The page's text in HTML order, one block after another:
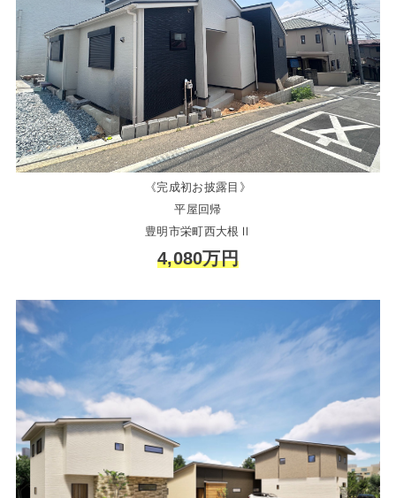
《完成初お披露目》
平屋回帰
豊明市栄町西大根Ⅱ
4,080万円